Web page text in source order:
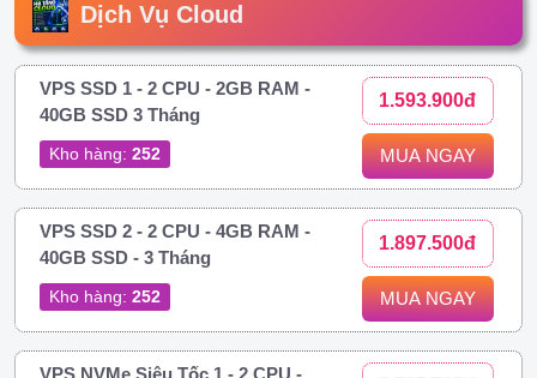
Dịch Vụ Cloud
VPS SSD 1 - 2 CPU - 2GB RAM -
40GB SSD 3 Tháng
Kho hàng: 252
1.593.900đ
MUA NGAY
VPS SSD 2 - 2 CPU - 4GB RAM -
40GB SSD - 3 Tháng
Kho hàng: 252
1.897.500đ
MUA NGAY
VPS NVMe Siêu Tốc 1 - 2 CPU -